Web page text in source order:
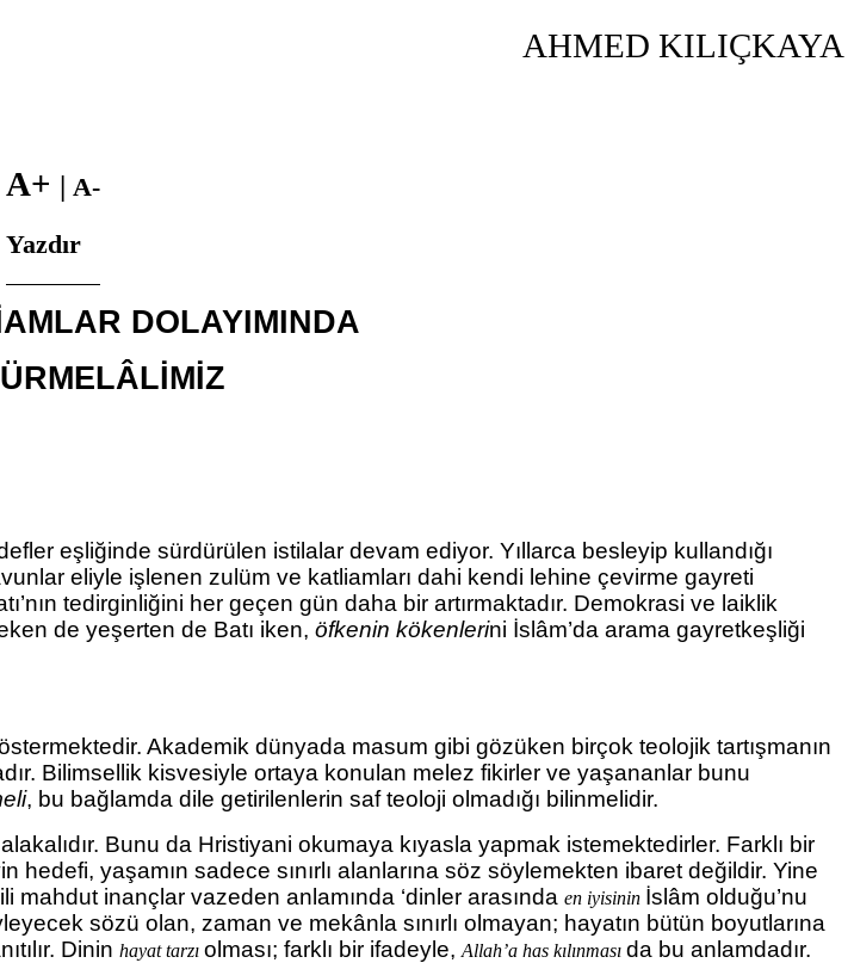
AHMED KILIÇKAYA
A+
A-
Yazdır
DOLAYIMINDA
eşliğinde sürdürülen istilalar devam ediyor. Yıllarca besleyip kullandığı
eliyle işlenen zulüm ve katliamları dahi kendi lehine çevirme gayreti
tedirginliğini her geçen gün daha bir artırmaktadır. Demokrasi ve laiklik
de yeşerten de Batı iken, öfkenin kökenlerini İslâm’da arama gayretkeşliği
Akademik dünyada masum gibi gözüken birçok teolojik tartışmanın
Bilimsellik kisvesiyle ortaya konulan melez fikirler ve yaşananlar bunu
, bu bağlamda dile getirilenlerin saf teoloji olmadığı bilinmelidir.
Bunu da Hristiyani okumaya kıyasla yapmak istemektedirler. Farklı bir
hedefi, yaşamın sadece sınırlı alanlarına söz söylemekten ibaret değildir. Yine
inançlar vazeden anlamında ‘dinler arasında en iyisinin İslâm olduğu’nu
sözü olan, zaman ve mekânla sınırlı olmayan; hayatın bütün boyutlarına
Dinin hayat tarzı olması; farklı bir ifadeyle, Allah’a has kılınması da bu anlamdadır.